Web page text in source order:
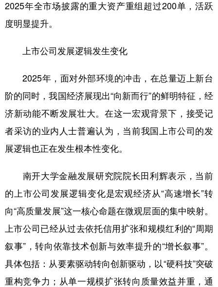
2025年全市场披露的重大资产重组超过200单，活跃
度明显提升。
上市公司发展逻辑发生变化
2025年，面对外部环境的冲击，在总量迈上新台
阶的同时，我国经济展现出“向新而行”的鲜明特征，经
济新动能不断发展壮大。在这一宏观背景下，接受记
者采访的业内人士普遍认为，当前我国上市公司的发
展逻辑也正在发生根本性变化。
南开大学金融发展研究院院长田利辉表示，当前
的上市公司发展逻辑变化是宏观经济从“高速增长”转
向“高质量发展”这一核心命题在微观层面的集中映射。
上市公司已经从过去依托信用扩张和规模红利的“周期
叙事”，转向依靠技术创新与效率提升的“增长叙事”。
具体包括：从要素驱动转向创新驱动，以“硬科技”突破
重构竞争力；从单一规模扩张转向质量效益并重，通